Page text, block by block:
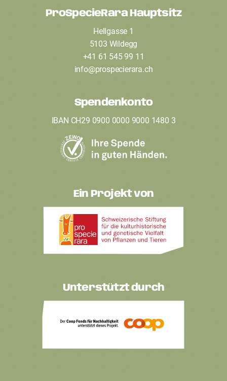
ProSpecieRara Hauptsitz
Hellgasse 1
5103 Wildegg
+41 61 545 99 11
info@prospecierara.ch
Spendenkonto
IBAN CH29 0900 0000 9000 1480 3
Ein Projekt von
Unterstützt durch